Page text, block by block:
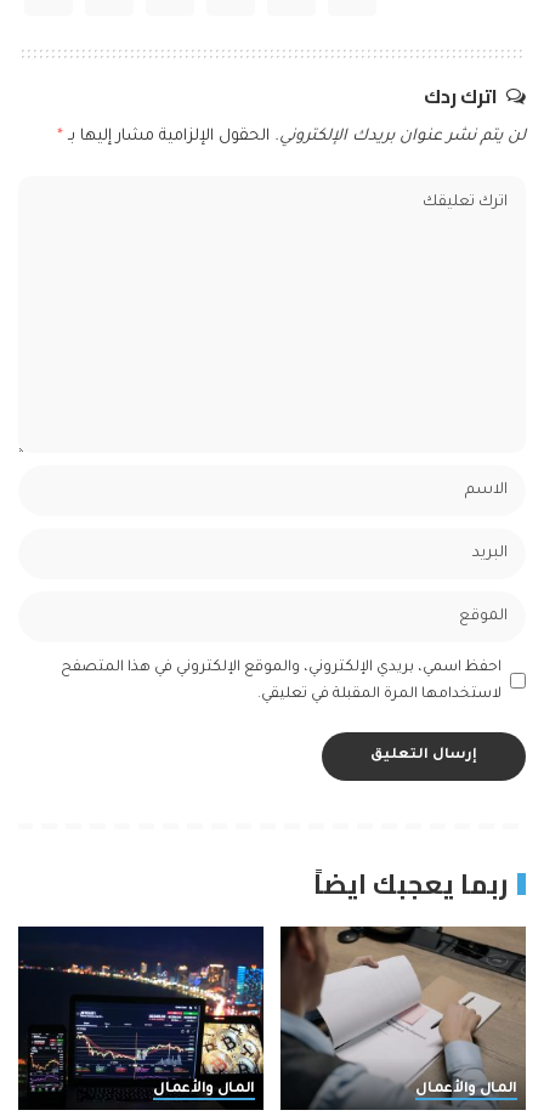
اترك ردك
لن يتم نشر عنوان بريدك الإلكتروني. الحقول الإلزامية مشار إليها بـ *
احفظ اسمي، بريدي الإلكتروني، والموقع الإلكتروني في هذا المتصفح
لاستخدامها المرة المقبلة في تعليقي.
ربما يعجبك ايضاً
المال والأعمال المال والأعمال